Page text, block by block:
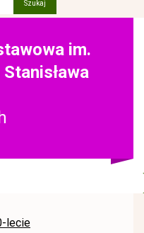
im.
Stanisława
lecie